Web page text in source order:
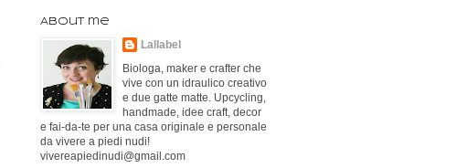
About me
Lallabel
Biologa, maker e crafter che
vive con un idraulico creativo
e due gatte matte. Upcycling,
handmade, idee craft, decor
e fai-da-te per una casa originale e personale
da vivere a piedi nudi!
vivereapiedinudi@gmail.com